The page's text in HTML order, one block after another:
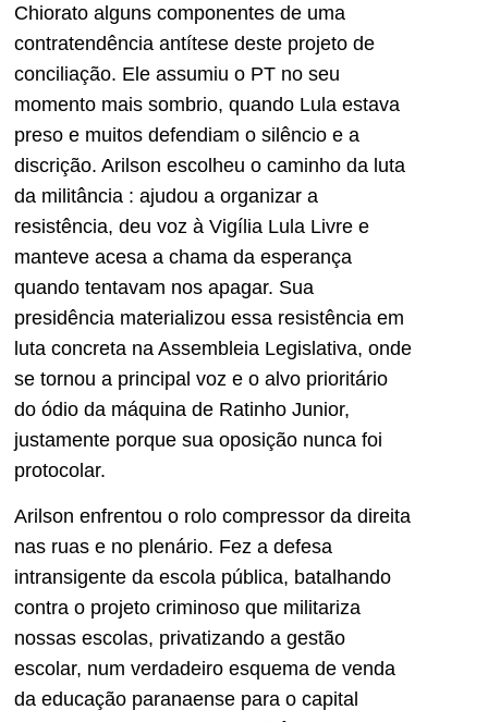
Chiorato alguns componentes de uma
contratendência antítese deste projeto de
conciliação. Ele assumiu o PT no seu
momento mais sombrio, quando Lula estava
preso e muitos defendiam o silêncio e a
discrição. Arilson escolheu o caminho da luta
da militância : ajudou a organizar a
resistência, deu voz à Vigília Lula Livre e
manteve acesa a chama da esperança
quando tentavam nos apagar. Sua
presidência materializou essa resistência em
luta concreta na Assembleia Legislativa, onde
se tornou a principal voz e o alvo prioritário
do ódio da máquina de Ratinho Junior,
justamente porque sua oposição nunca foi
protocolar.
Arilson enfrentou o rolo compressor da direita
nas ruas e no plenário. Fez a defesa
intransigente da escola pública, batalhando
contra o projeto criminoso que militariza
nossas escolas, privatizando a gestão
escolar, num verdadeiro esquema de venda
da educação paranaense para o capital